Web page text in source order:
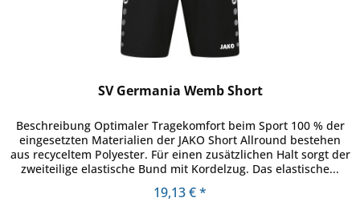
SV Germania Wemb Short
Beschreibung Optimaler Tragekomfort beim Sport 100 % der
eingesetzten Materialien der JAKO Short Allround bestehen
aus recyceltem Polyester. Für einen zusätzlichen Halt sorgt der
zweiteilige elastische Bund mit Kordelzug. Das elastische...
19,13 € *